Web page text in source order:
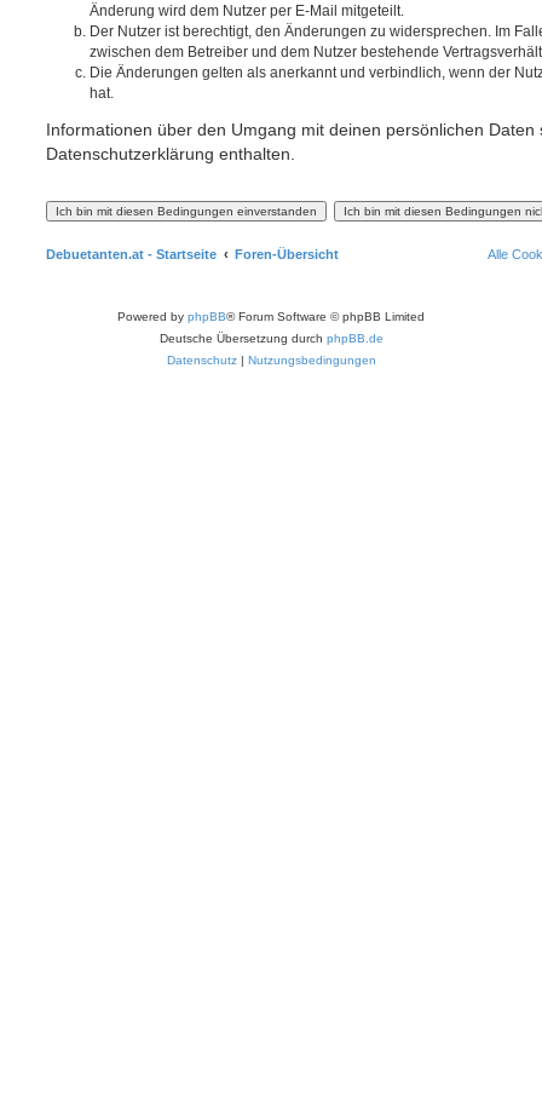
Änderung wird dem Nutzer per E-Mail mitgeteilt.
Der Nutzer ist berechtigt, den Änderungen zu widersprechen. Im
zwischen dem Betreiber und dem Nutzer bestehende
Die Änderungen gelten als anerkannt und verbindlich, wenn der
hat.
Informationen über den Umgang mit deinen persönlichen Daten
Datenschutzerklärung enthalten.
Debuetanten.at - Startseite Foren-Übersicht Alle
Powered by phpBB® Forum Software © phpBB Limited
Deutsche Übersetzung durch phpBB.de
Datenschutz| Nutzungsbedingungen